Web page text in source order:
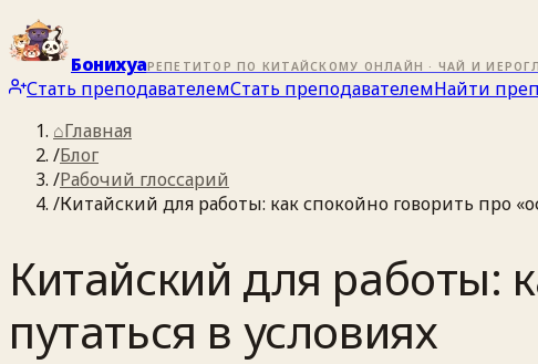
БонихуаРЕПЕТИТОР ПО КИТАЙСКОМУ ОНЛАЙН · ЧАЙ И
Стать преподавателемСтать преподавателемНайти
⌂Главная
/Блог
/Рабочий глоссарий
/Китайский для работы: как спокойно говорить про
Китайский для работы:
путаться в условиях